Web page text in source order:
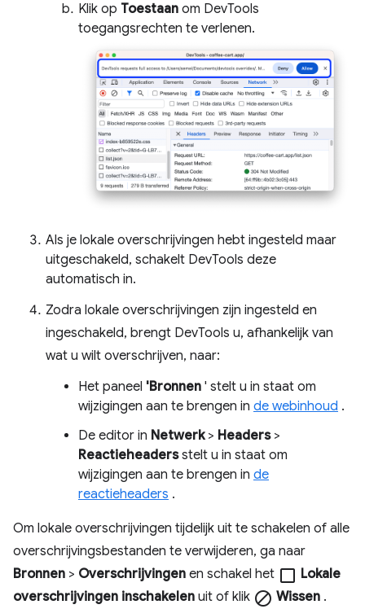
Klik op Toestaan ​​om DevTools
toegangsrechten te verlenen.
Als je lokale overschrijvingen hebt ingesteld maar
uitgeschakeld, schakelt DevTools deze
automatisch in.
Zodra lokale overschrijvingen zijn ingesteld en
ingeschakeld, brengt DevTools u, afhankelijk van
wat u wilt overschrijven, naar:
Het paneel 'Bronnen ' stelt u in staat om
wijzigingen aan te brengen in de webinhoud .
De editor in Netwerk> Headers>
Reactieheadersstelt u in staat om
wijzigingen aan te brengen in de
reactieheaders .
Om lokale overschrijvingen tijdelijk uit te schakelen of alle
overschrijvingsbestanden te verwijderen, ga naar
Bronnen > Overschrijvingen en schakel het check_box_outline_blank Lokale
overschrijvingen inschakelen uit of klik block Wissen .